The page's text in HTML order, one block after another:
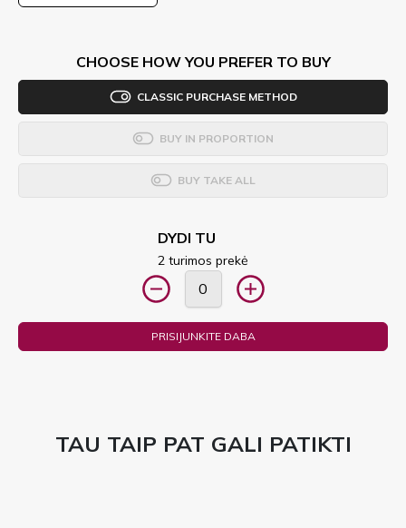
CHOOSE HOW YOU PREFER TO BUY
CLASSIC PURCHASE METHOD
BUY IN PROPORTION
BUY TAKE ALL
DYDI TU
2 turimos prekė
PRISIJUNKITE DABA
TAU TAIP PAT GALI PATIKTI